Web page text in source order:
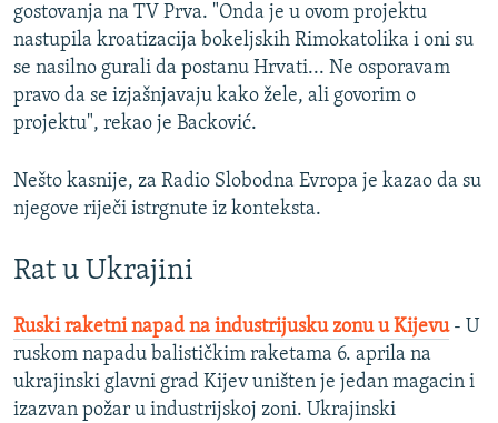
gostovanja na TV Prva. "Onda je u ovom projektu
nastupila kroatizacija bokeljskih Rimokatolika i oni su
se nasilno gurali da postanu Hrvati... Ne osporavam
pravo da se izjašnjavaju kako žele, ali govorim o
projektu", rekao je Backović.
Nešto kasnije, za Radio Slobodna Evropa je kazao da su
njegove riječi istrgnute iz konteksta.
Rat u Ukrajini
Ruski raketni napad na industrijusku zonu u Kijevu- U
ruskom napadu balističkim raketama 6. aprila na
ukrajinski glavni grad Kijev uništen je jedan magacin i
izazvan požar u industrijskoj zoni. Ukrajinski